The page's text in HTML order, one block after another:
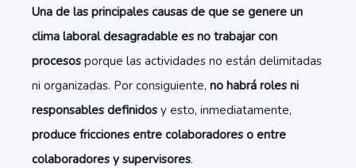
Una de las principales causas de que se genere un
clima laboral desagradable es no trabajar con
procesos porque las actividades no están delimitadas
ni organizadas. Por consiguiente, no habrá roles ni
responsables definidos y esto, inmediatamente,
produce fricciones entre colaboradores o entre
colaboradores y supervisores.